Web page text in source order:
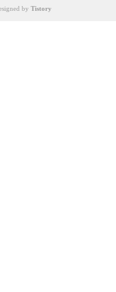
. 제 생각
by Tistory